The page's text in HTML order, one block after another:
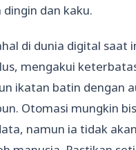
dan kaku.
di dunia digital saat
mengakui
ikatan batin dengan
Otomasi mungkin
namun ia tidak